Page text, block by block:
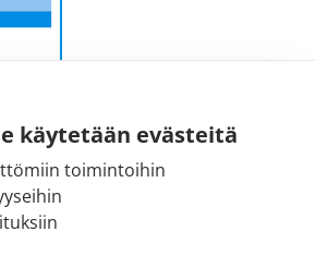
käytetään evästeitä
toimintoihin